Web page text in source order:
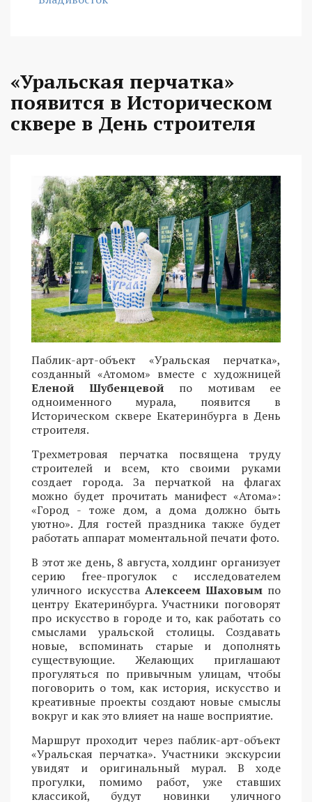
«Уральская перчатка»
появится в Историческом
сквере в День строителя
Паблик-арт-объект «Уральская перчатка»,
созданный «Атомом» вместе с художницей
Еленой Шубенцевой по мотивам ее
одноименного мурала, появится в
Историческом сквере Екатеринбурга в День
строителя.
Трехметровая перчатка посвящена труду
строителей и всем, кто своими руками
создает города. За перчаткой на флагах
можно будет прочитать манифест «Атома»:
«Город - тоже дом, а дома должно быть
уютно». Для гостей праздника также будет
работать аппарат моментальной печати фото.
В этот же день, 8 августа, холдинг организует
серию free-прогулок с исследователем
уличного искусства Алексеем Шаховым по
центру Екатеринбурга. Участники поговорят
про искусство в городе и то, как работать со
смыслами уральской столицы. Создавать
новые, вспоминать старые и дополнять
существующие. Желающих приглашают
прогуляться по привычным улицам, чтобы
поговорить о том, как история, искусство и
креативные проекты создают новые смыслы
вокруг и как это влияет на наше восприятие.
Маршрут проходит через паблик-арт-объект
«Уральская перчатка». Участники экскурсии
увидят и оригинальный мурал. В ходе
прогулки, помимо работ, уже ставших
классикой, будут новинки уличного